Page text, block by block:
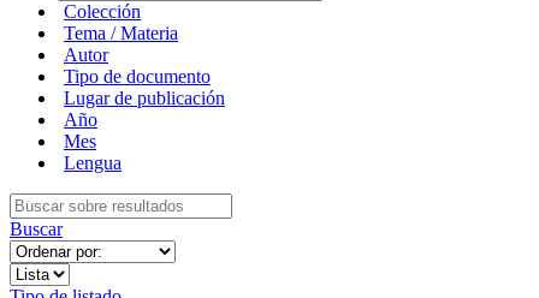
Colección
Tema / Materia
Autor
Tipo de documento
Lugar de publicación
Año
Mes
Lengua
Buscar